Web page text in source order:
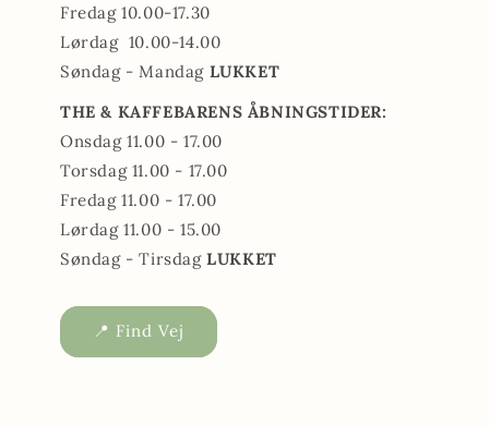
Fredag 10.00-17.30
Lørdag 10.00-14.00
Søndag - Mandag LUKKET
THE & KAFFEBARENS ÅBNINGSTIDER:
Onsdag 11.00 - 17.00
Torsdag 11.00 - 17.00
Fredag 11.00 - 17.00
Lørdag 11.00 - 15.00
Søndag - TirsdagLUKKET
📍 Find Vej